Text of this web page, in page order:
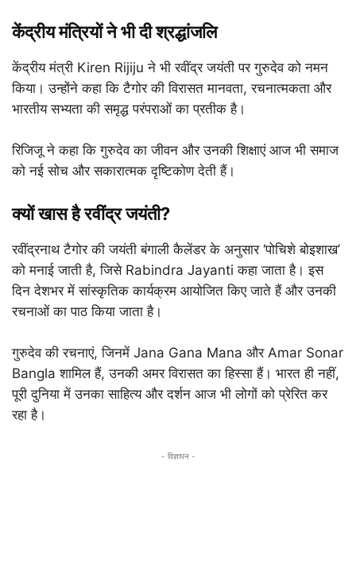
केंद्रीय मंत्रियों ने भी दी श्रद्धांजलि
केंद्रीय मंत्री Kiren Rijiju ने भी रवींद्र जयंती पर गुरुदेव को नमन
किया। उन्होंने कहा कि टैगोर की विरासत मानवता, रचनात्मकता और
भारतीय सभ्यता की समृद्ध परंपराओं का प्रतीक है।
रिजिजू ने कहा कि गुरुदेव का जीवन और उनकी शिक्षाएं आज भी समाज
को नई सोच और सकारात्मक दृष्टिकोण देती हैं।
क्यों खास है रवींद्र जयंती?
रवींद्रनाथ टैगोर की जयंती बंगाली कैलेंडर के अनुसार ‘पोचिशे बोइशाख’
को मनाई जाती है, जिसे Rabindra Jayanti कहा जाता है। इस
दिन देशभर में सांस्कृतिक कार्यक्रम आयोजित किए जाते हैं और उनकी
रचनाओं का पाठ किया जाता है।
गुरुदेव की रचनाएं, जिनमें Jana Gana Mana और Amar Sonar
Bangla शामिल हैं, उनकी अमर विरासत का हिस्सा हैं। भारत ही नहीं,
पूरी दुनिया में उनका साहित्य और दर्शन आज भी लोगों को प्रेरित कर
रहा है।
- विज्ञापन -